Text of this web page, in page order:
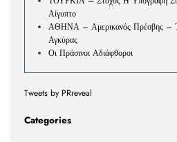
Αίγυπτο
ΑΘΗΝΑ – Αμερικανός Πρέσβης –
Αγκύρας
Οι Πράσινοι Αδιάφθοροι
Tweets by PRreveal
Categories